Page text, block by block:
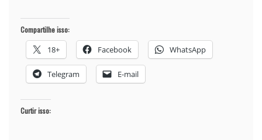
Compartilhe isso:
18+ Facebook WhatsApp
Telegram E-mail
Curtir isso: